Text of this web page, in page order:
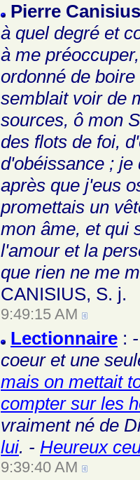
Pierre
à quel degré et
à me
ordonné de
semblait voir de
sources, ô mon
des flots de foi,
d'obéissance ; je
après que j'eus
promettais un
mon âme, et qui
l'amour et la
que rien ne me
CANISIUS, S. j.
9:49:15 AM
Lectionnaire :
coeur et une
mais on mettait
compter sur les
vraiment né de
lui. - Heureux
9:39:40 AM